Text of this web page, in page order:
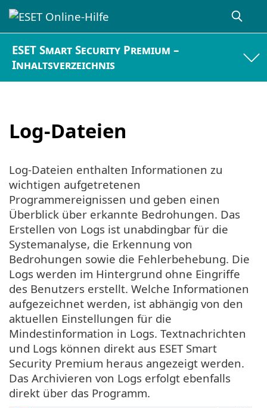
ESET Smart Security Premium –
Inhaltsverzeichnis
Log-Dateien
Log-Dateien enthalten Informationen zu
wichtigen aufgetretenen
Programmereignissen und geben einen
Überblick über erkannte Bedrohungen. Das
Erstellen von Logs ist unabdingbar für die
Systemanalyse, die Erkennung von
Bedrohungen sowie die Fehlerbehebung. Die
Logs werden im Hintergrund ohne Eingriffe
des Benutzers erstellt. Welche Informationen
aufgezeichnet werden, ist abhängig von den
aktuellen Einstellungen für die
Mindestinformation in Logs. Textnachrichten
und Logs können direkt aus ESET Smart
Security Premium heraus angezeigt werden.
Das Archivieren von Logs erfolgt ebenfalls
direkt über das Programm.